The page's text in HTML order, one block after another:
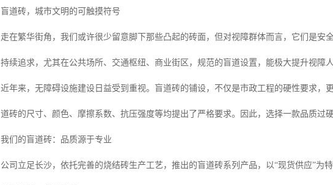
盲道砖，城市文明的可触摸符号
走在繁华街角，我们或许很少留意脚下那些凸起的砖面，但对视障群体而言，它们是安
持续追求，尤其在公共场所、交通枢纽、商业街区，规范的盲道设置，能极大提升视障
近年来，无障碍设施建设日益受到重视。盲道砖的铺设，不仅是市政工程的硬性要求，
道砖的尺寸、颜色、摩擦系数、抗压强度等均提出了严格要求。因此，选择一款品质过
我们的盲道砖：品质源于专业
公司立足长沙，依托完善的烧结砖生产工艺，推出的盲道砖系列产品，以“现货供应”为